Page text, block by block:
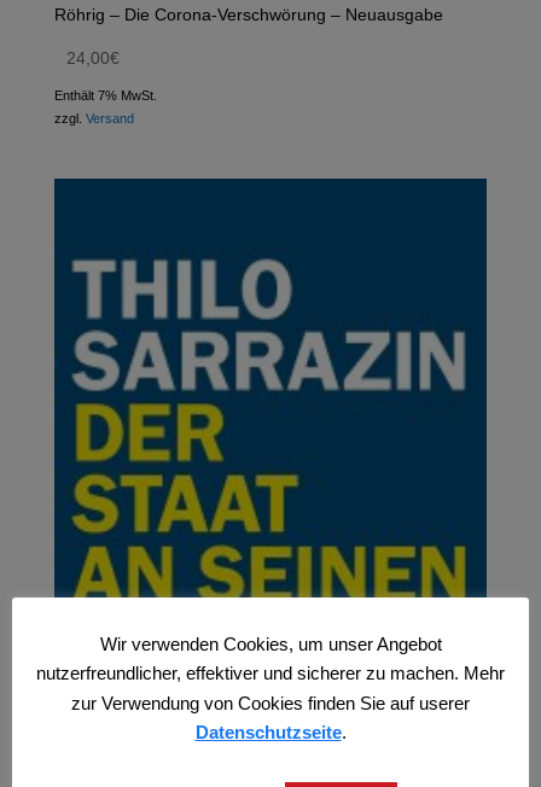
Röhrig – Die Corona-Verschwörung – Neuausgabe
24,00€
Enthält 7% MwSt.
zzgl. Versand
Wir verwenden Cookies, um unser Angebot
nutzerfreundlicher, effektiver und sicherer zu machen. Mehr
zur Verwendung von Cookies finden Sie auf userer
Datenschutzseite.